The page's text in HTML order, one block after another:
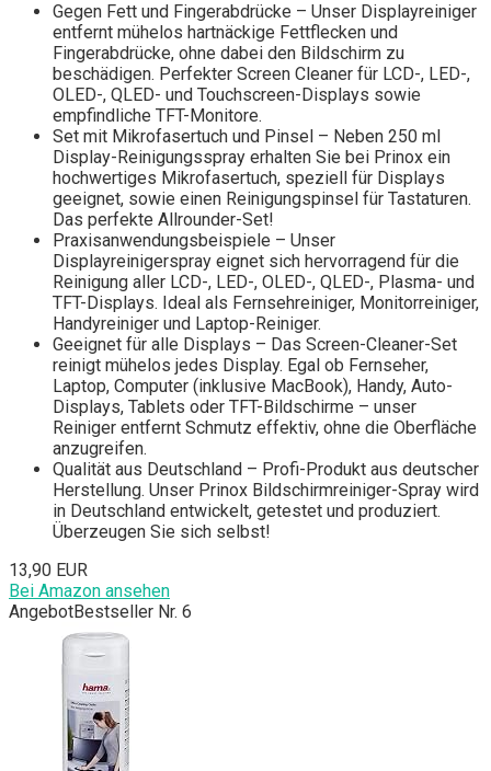
Gegen Fett und Fingerabdrücke – Unser Displayreiniger
entfernt mühelos hartnäckige Fettflecken und
Fingerabdrücke, ohne dabei den Bildschirm zu
beschädigen. Perfekter Screen Cleaner für LCD-, LED-,
OLED-, QLED- und Touchscreen-Displays sowie
empfindliche TFT-Monitore.
Set mit Mikrofasertuch und Pinsel – Neben 250 ml
Display-Reinigungsspray erhalten Sie bei Prinox ein
hochwertiges Mikrofasertuch, speziell für Displays
geeignet, sowie einen Reinigungspinsel für Tastaturen.
Das perfekte Allrounder-Set!
Praxisanwendungsbeispiele – Unser
Displayreinigerspray eignet sich hervorragend für die
Reinigung aller LCD-, LED-, OLED-, QLED-, Plasma- und
TFT-Displays. Ideal als Fernsehreiniger, Monitorreiniger,
Handyreiniger und Laptop-Reiniger.
Geeignet für alle Displays – Das Screen-Cleaner-Set
reinigt mühelos jedes Display. Egal ob Fernseher,
Laptop, Computer (inklusive MacBook), Handy, Auto-
Displays, Tablets oder TFT-Bildschirme – unser
Reiniger entfernt Schmutz effektiv, ohne die Oberfläche
anzugreifen.
Qualität aus Deutschland – Profi-Produkt aus deutscher
Herstellung. Unser Prinox Bildschirmreiniger-Spray wird
in Deutschland entwickelt, getestet und produziert.
Überzeugen Sie sich selbst!
13,90 EUR
Bei Amazon ansehen
AngebotBestseller Nr. 6